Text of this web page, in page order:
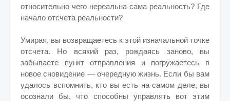
относительно чего нереальна сама реальность? Где
начало отсчета реальности?
Умирая, вы возвращаетесь к этой изначальной точке
отсчета. Но всякий раз, рождаясь заново, вы
забываете пункт отправления и погружаетесь в
новое сновидение — очередную жизнь. Если бы вам
удалось вспомнить, кто вы есть на самом деле, вы
осознали бы, что способны управлять вот этим